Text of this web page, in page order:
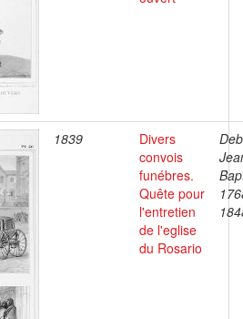
1839
Divers
convois
funébres.
Quête pour
l'entretien
de l'eglise
du Rosario